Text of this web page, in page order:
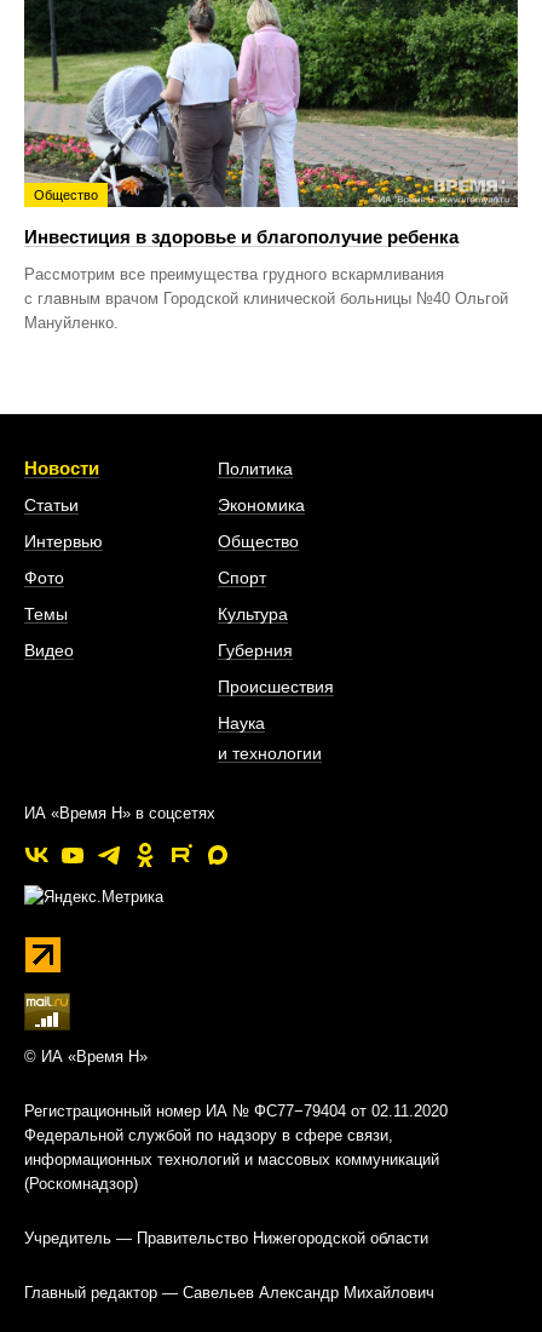
Общество
Инвестиция в здоровье и благополучие ребенка
Рассмотрим все преимущества грудного вскармливания
с главным врачом Городской клинической больницы №40 Ольгой
Мануйленко.
Новости
Статьи
Интервью
Фото
Темы
Видео
Политика
Экономика
Общество
Спорт
Культура
Губерния
Происшествия
Наука
и технологии
ИА «Время Н» в соцсетях
© ИА «Время Н»
Регистрационный номер ИА № ФС77−79404 от 02.11.2020
Федеральной службой по надзору в сфере связи,
информационных технологий и массовых коммуникаций
(Роскомнадзор)
Учредитель — Правительство Нижегородской области
Главный редактор — Савельев Александр Михайлович